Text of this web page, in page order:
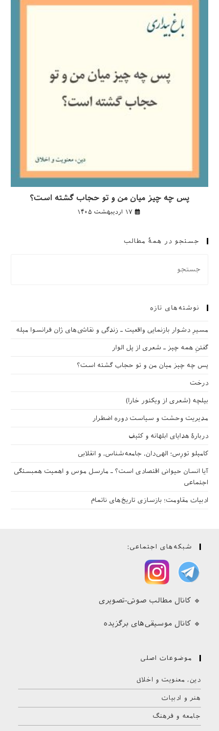
پس چه چیز میان من و تو حجاب گشته است؟
۱۷ اردیبهشت ۱۴۰۵
جستجو در همهٔ مطالب
نوشته‌های تازه
مسیرِ دشوار بازنمایی واقعیت ـ زندگی و نقاشی‌های ژان فرانسوا میله
گفتنِ همه چیز ـ شعری از پل الوار
پس چه چیز میان من و تو حجاب گشته است؟
درخت
بیلچه (شعری از ویکتور خارا)
مدیریت وحشت و سیاست دوره اضطرار
دربارهٔ هدایای ابلهانه و کثیف
کامیلو تورِس؛ الهی‌دان، جامعه‌شناس، و انقلابی
آیا انسان حیوانی اقتصادی است؟ ـ مارسل موس و اهمیت همبستگی
اجتماعی
ادبیات مقاومت؛ بازسازی تاریخ‌های ناتمام
شبکه‌های اجتماعی:
🔹 کانال مطالب صوتی-تصویری
🔹 کانال موسیقی‌های برگزیده
موضوعات اصلی
دین، معنویت و اخلاق
هنر و ادبیات
جامعه و فرهنگ